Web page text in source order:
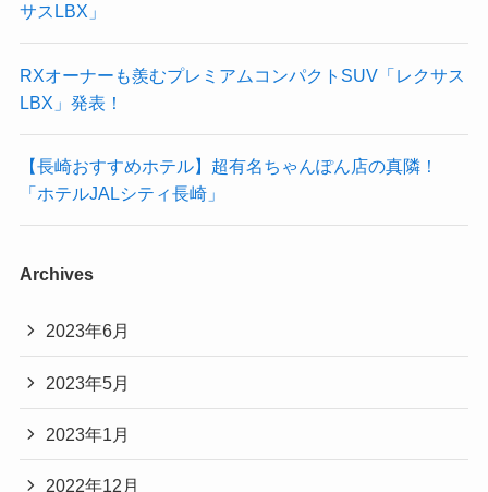
サスLBX」
RXオーナーも羨むプレミアムコンパクトSUV「レクサス
LBX」発表！
【長崎おすすめホテル】超有名ちゃんぽん店の真隣！
「ホテルJALシティ長崎」
Archives
2023年6月
2023年5月
2023年1月
2022年12月